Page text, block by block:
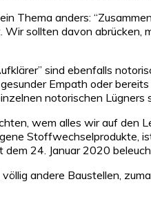
Thema anders:
sollten davon abrücken,
sind ebenfalls
Empath oder
notorischen Lügners
wem alles wir auf den
Stoffwechselprodukte,
24. Januar 2020
andere Baustellen,